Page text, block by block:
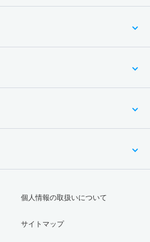
個人情報の取扱いについて
サイトマップ